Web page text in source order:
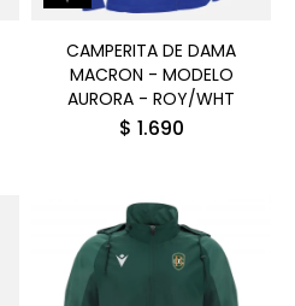
CAMPERITA DE DAMA
MACRON - MODELO
AURORA - ROY/WHT
$ 1.690